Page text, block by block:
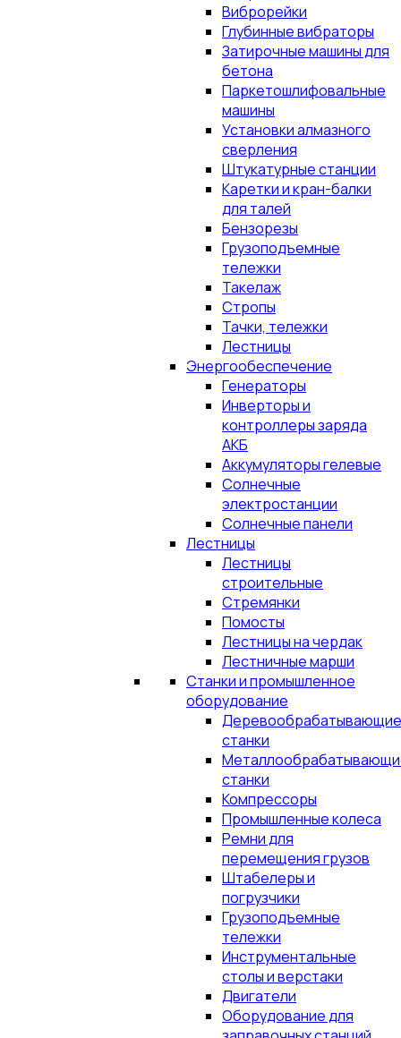
Виброрейки
Глубинные вибраторы
Затирочные машины для
бетона
Паркетошлифовальные
машины
Установки алмазного
сверления
Штукатурные станции
Каретки и кран-балки
для талей
Бензорезы
Грузоподъемные
тележки
Такелаж
Стропы
Тачки, тележки
Лестницы
Энергообеспечение
Генераторы
Инверторы и
контроллеры заряда
АКБ
Аккумуляторы гелевые
Солнечные
электростанции
Солнечные панели
Лестницы
Лестницы
строительные
Стремянки
Помосты
Лестницы на чердак
Лестничные марши
Станки и промышленное
оборудование
Деревообрабатывающие
станки
станки
Компрессоры
Промышленные колеса
Ремни для
перемещения грузов
Штабелеры и
погрузчики
Грузоподъемные
тележки
Инструментальные
столы и верстаки
Двигатели
Оборудование для